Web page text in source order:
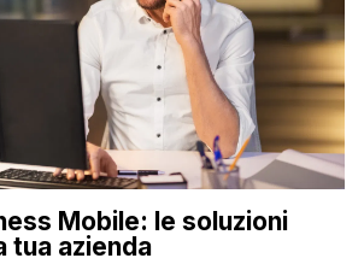
Mobile: le soluzioni
tua azienda